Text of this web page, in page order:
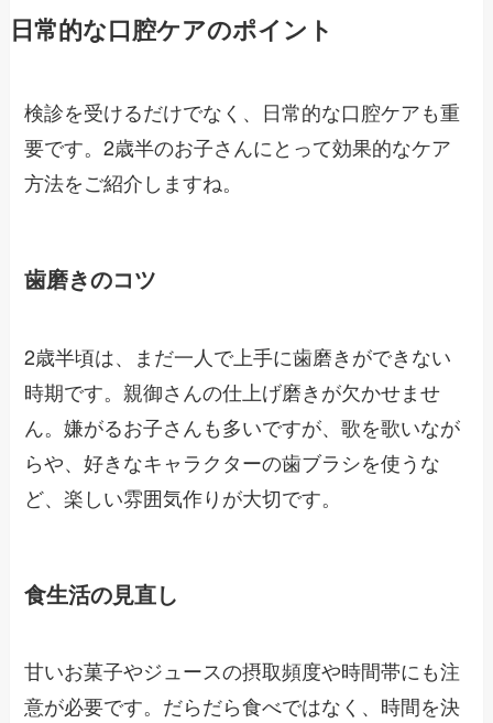
日常的な口腔ケアのポイント
検診を受けるだけでなく、日常的な口腔ケアも重
要です。2歳半のお子さんにとって効果的なケア
方法をご紹介しますね。
歯磨きのコツ
2歳半頃は、まだ一人で上手に歯磨きができない
時期です。親御さんの仕上げ磨きが欠かせませ
ん。嫌がるお子さんも多いですが、歌を歌いなが
らや、好きなキャラクターの歯ブラシを使うな
ど、楽しい雰囲気作りが大切です。
食生活の見直し
甘いお菓子やジュースの摂取頻度や時間帯にも注
意が必要です。だらだら食べではなく、時間を決